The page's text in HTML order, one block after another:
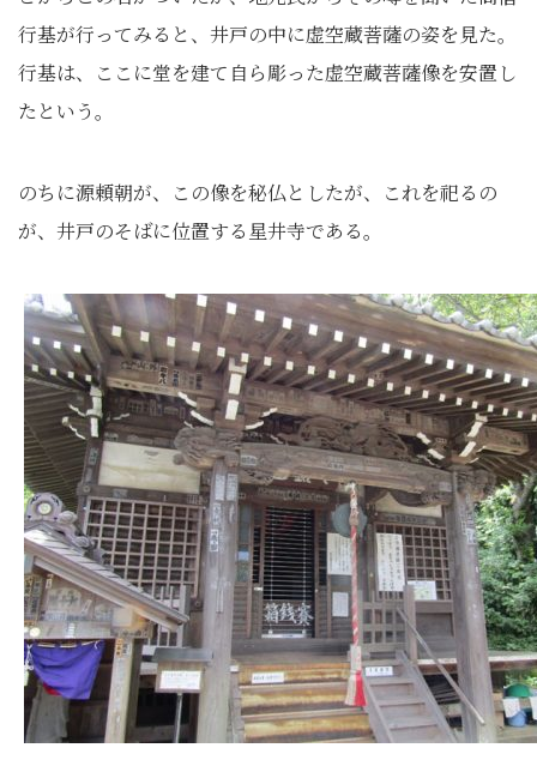
行基が行ってみると、井戸の中に虚空蔵菩薩の姿を見た。
行基は、ここに堂を建て自ら彫った虚空蔵菩薩像を安置し
たという。
のちに源頼朝が、この像を秘仏としたが、これを祀るの
が、井戸のそばに位置する星井寺である。